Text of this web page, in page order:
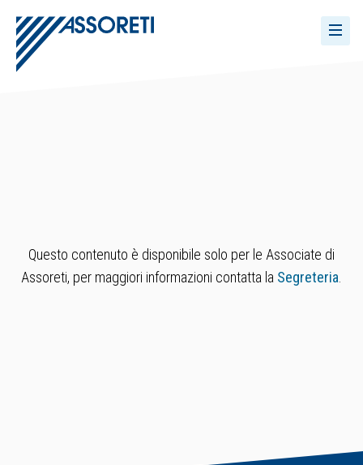
Questo contenuto è disponibile solo per le Associate di
Assoreti, per maggiori informazioni contatta la Segreteria